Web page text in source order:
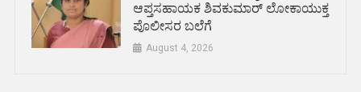
ಆಪ್ತಸಹಾಯಕ ಶಿವಕುಮಾರ್‌ ಲೋಕಾಯುಕ್ತ
ಪೊಲೀಸರ ಬಲೆಗೆ
August 4, 2026